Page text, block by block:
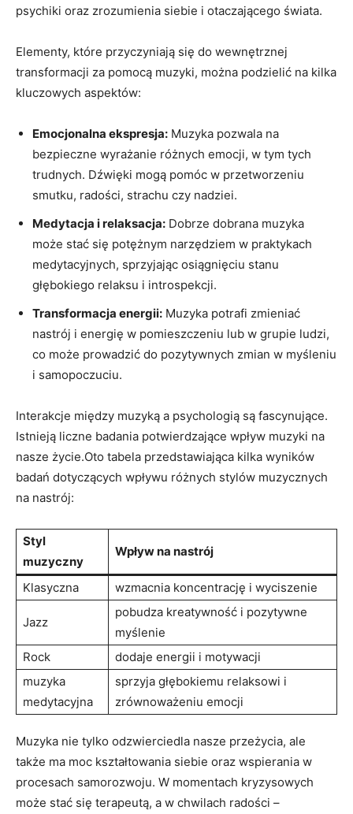
psychiki oraz zrozumienia siebie i otaczającego świata.
Elementy, które przyczyniają się do wewnętrznej
transformacji za pomocą muzyki, można podzielić na kilka
kluczowych aspektów:
Emocjonalna ekspresja: Muzyka pozwala na
bezpieczne wyrażanie różnych emocji, w tym tych
trudnych. Dźwięki mogą pomóc w przetworzeniu
smutku, radości, strachu czy nadziei.
Medytacja i relaksacja: Dobrze dobrana muzyka
może stać się potężnym narzędziem w praktykach
medytacyjnych, sprzyjając osiągnięciu stanu
głębokiego relaksu i introspekcji.
Transformacja energii: Muzyka potrafi zmieniać
nastrój i energię w pomieszczeniu lub w grupie ludzi,
co może prowadzić do pozytywnych zmian w myśleniu
i samopoczuciu.
Interakcje między muzyką a psychologią są fascynujące.
Istnieją liczne badania potwierdzające wpływ muzyki na
nasze życie.Oto tabela przedstawiająca kilka wyników
badań dotyczących wpływu różnych stylów muzycznych
na nastrój:
Styl
muzyczny
Wpływ na nastrój
Klasyczna wzmacnia koncentrację i wyciszenie
Jazz
pobudza kreatywność i pozytywne
myślenie
Rock
dodaje energii i motywacji
muzyka
medytacyjna
sprzyja głębokiemu relaksowi i
zrównoważeniu emocji
Muzyka nie tylko odzwierciedla nasze przeżycia, ale
także ma moc kształtowania siebie oraz wspierania w
procesach samorozwoju. W momentach kryzysowych
może stać się terapeutą, a w chwilach radości –